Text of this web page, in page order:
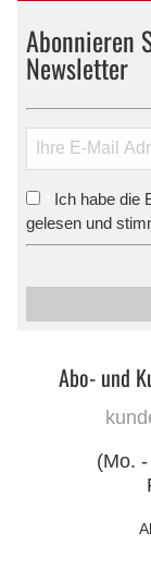
Abonnieren
Newsletter
Ich habe die
gelesen und
Abo- und
(Mo.